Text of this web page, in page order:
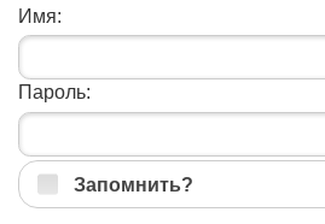
Имя:
Пароль:
Запомнить?